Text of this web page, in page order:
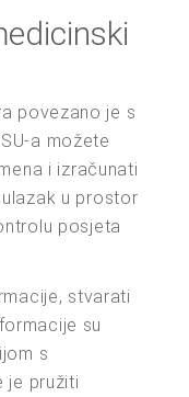
povezano je s
a možete
i izračunati
u prostor
posjeta
stvarati
su
s
je pružiti